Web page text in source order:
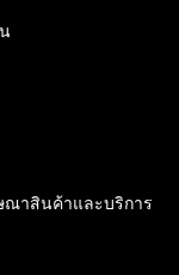
าสินค้าและบริการ